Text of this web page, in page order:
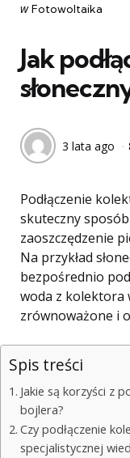
Categories
post
w Fotowoltaika
Jak
3 lata ago
Podłączenie
skuteczny
zaoszczędzenie
Na przykład
bezpośrednio
woda z kolektora
zrównoważone i
Spis treści
Jakie są korzyści z
bojlera?
Czy podłączenie
specjalistycznej